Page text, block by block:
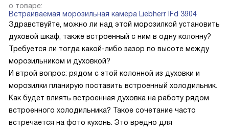
о товаре:
Встраиваемая морозильная камера Liebherr IFd 3904
Здравствуйте, можно ли над этой морозилкой установить
духовой шкаф, также встроенный с ним в одну колонну?
Требуется ли тогда какой-либо зазор по высоте между
морозильником и духовкой?
И втрой вопрос: рядом с этой колонной из духовки и
морозилки планирую поставить встроенный холодильник.
Как будет влиять встроенная духовка на работу рядом
встроенного холодильника? Такое сочетание часто
встречается на фото кухонь. Это вредно для